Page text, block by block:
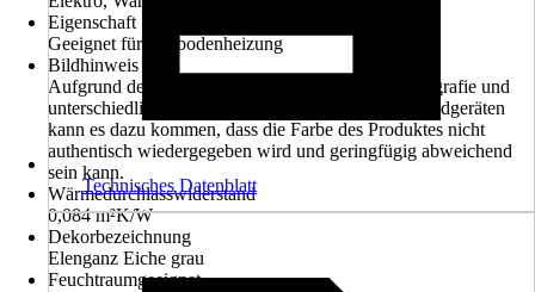
Eigenschaft
Geeignet für Fußbodenheizung
Bildhinweis
Aufgrund der Lichtverhältnisse bei der Produktfotografie und
unterschiedlichen Bildschirmeinstellungen sowie Endgeräten
kann es dazu kommen, dass die Farbe des Produktes nicht
authentisch wiedergegeben wird und geringfügig abweichend
sein kann.
Wärmedurchlasswiderstand
0,084 m²K/W
Dekorbezeichnung
Elenganz Eiche grau
Feuchtraumgeeignet
Technisches Datenblatt